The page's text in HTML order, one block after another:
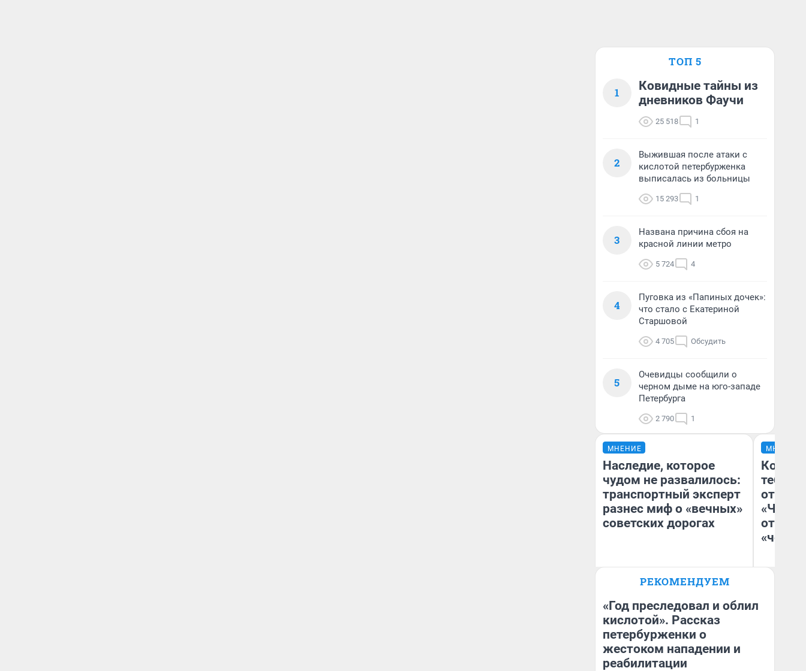
ТОП 5
1
Ковидные тайны из
дневников Фаучи
25 518 1
2
Выжившая после атаки с
кислотой петербурженка
выписалась из больницы
15 293 1
3
Названа причина сбоя на
красной линии метро
5 724 4
4
Пуговка из «Папиных дочек»:
что стало с Екатериной
Старшовой
4 705 Обсудить
5
Очевидцы сообщили о
черном дыме на юго-западе
Петербурга
2 790 1
МНЕНИЕ
Наследие, которое
чудом не развалилось:
транспортный эксперт
разнес миф о «вечных»
советских дорогах
Блогер, предприниматель,
бизнесе
МНЕНИЕ
тебя
отзыв
РЕКОМЕНДУЕМ
«Год преследовал и облил
кислотой». Рассказ
петербурженки о
жестоком нападении и
реабилитации